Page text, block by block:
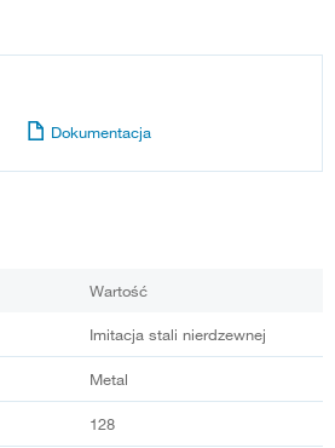
Dokumentacja
Wartość
Imitacja stali nierdzewnej
Metal
128